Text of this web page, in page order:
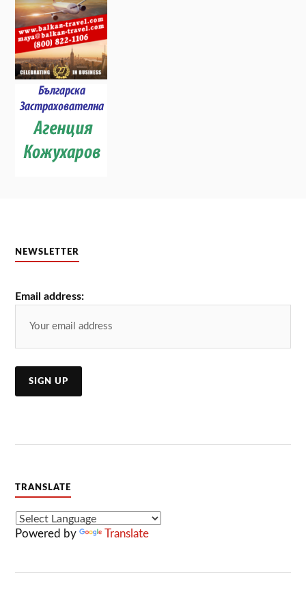
NEWSLETTER
Email address:
TRANSLATE
Powered by Translate